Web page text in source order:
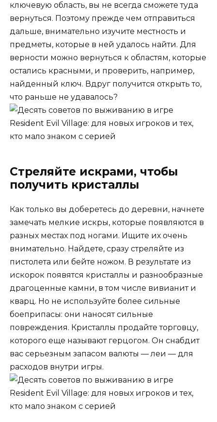
ключевую область, вы не всегда сможете туда
вернуться. Поэтому прежде чем отправиться
дальше, внимательно изучите местность и
предметы, которые в ней удалось найти. Для
верности можно вернуться к областям, которые
остались красными, и проверить, например,
найденный ключ. Вдруг получится открыть то,
что раньше не удавалось?
Стреляйте искрами, чтобы
получить кристаллы
Как только вы доберетесь до деревни, начнете
замечать мелкие искры, которые появляются в
разных местах под ногами. Ищите их очень
внимательно. Найдете, сразу стреляйте из
пистолета или бейте ножом. В результате из
искорок появятся кристаллы и разнообразные
драгоценные камни, в том числе вивианит и
кварц. Но не используйте более сильные
боеприпасы: они наносят сильные
повреждения. Кристаллы продайте торговцу,
которого еще называют герцогом. Он снабдит
вас серьезным запасом валюты — леи — для
расходов внутри игры.